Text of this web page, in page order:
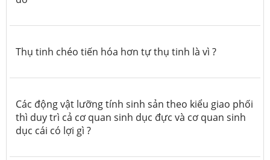
Thụ tinh chéo tiến hóa hơn tự thụ tinh là vì ?
Các động vật lưỡng tính sinh sản theo kiểu giao phối
thì duy trì cả cơ quan sinh dục đực và cơ quan sinh
dục cái có lợi gì ?